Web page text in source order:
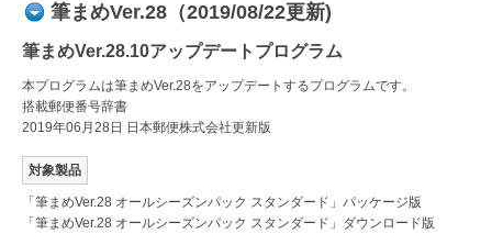
筆まめVer.28（2019/08/22更新)
筆まめVer.28.10アップデートプログラム
本プログラムは筆まめVer.28をアップデートするプログラムです。
搭載郵便番号辞書
2019年06月28日 日本郵便株式会社更新版
対象製品
「筆まめVer.28 オールシーズンパック スタンダード」パッケージ版
「筆まめVer.28 オールシーズンパック スタンダード」ダウンロード版